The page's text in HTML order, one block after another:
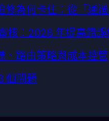
為何卡住：從「通
核：2026 年提高錯
、路由策略與成本控管
個問題